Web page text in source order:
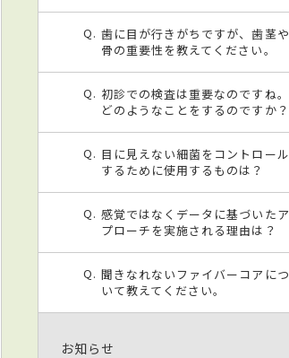
歯に目が行きがちですが、歯茎や
骨の重要性を教えてください。
初診での検査は重要なのですね。
どのようなことをするのですか？
目に見えない細菌をコントロール
するために使用するものは？
感覚ではなくデータに基づいたア
プローチを実施される理由は？
聞きなれないファイバーコアにつ
いて教えてください。
お知らせ